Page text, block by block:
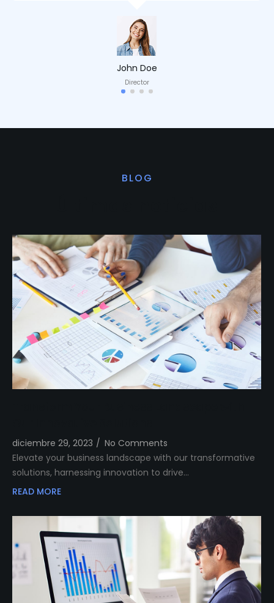
John Doe
Director
BLOG
diciembre 29, 2023 / No Comments
Elevate your business landscape with our transformative
solutions, harnessing innovation to drive…
READ MORE